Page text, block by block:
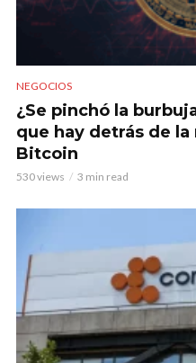
NEGOCIOS
¿Se pinchó la
que hay detrás de
Bitcoin
530 views 3 min read